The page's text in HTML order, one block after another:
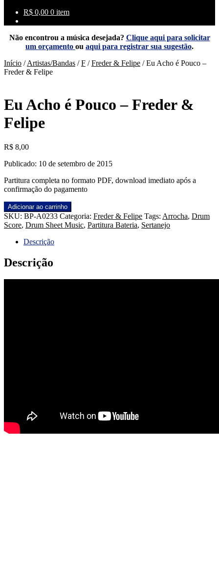
R$ 0,00 0 item
Não encontrou a música desejada? Clique aqui para solicitar
um orçamento ou aqui para registrar sua sugestão.
Início /Artistas/Bandas /F /Freder & Felipe /Eu Acho é Pouco –
Freder & Felipe
Eu Acho é Pouco – Freder &
Felipe
R$ 8,00
Publicado: 10 de setembro de 2015
Partitura completa no formato PDF, download imediato após a
confirmação do pagamento
Eu
Acho
é
&
Felipe
Adicionar ao carrinho
SKU: BP-A0233 Categoria: Freder & Felipe Tags: Arrocha, Drum
Score, Drum Sheet Music, Partitura Bateria, Sertanejo
Descrição
Descrição